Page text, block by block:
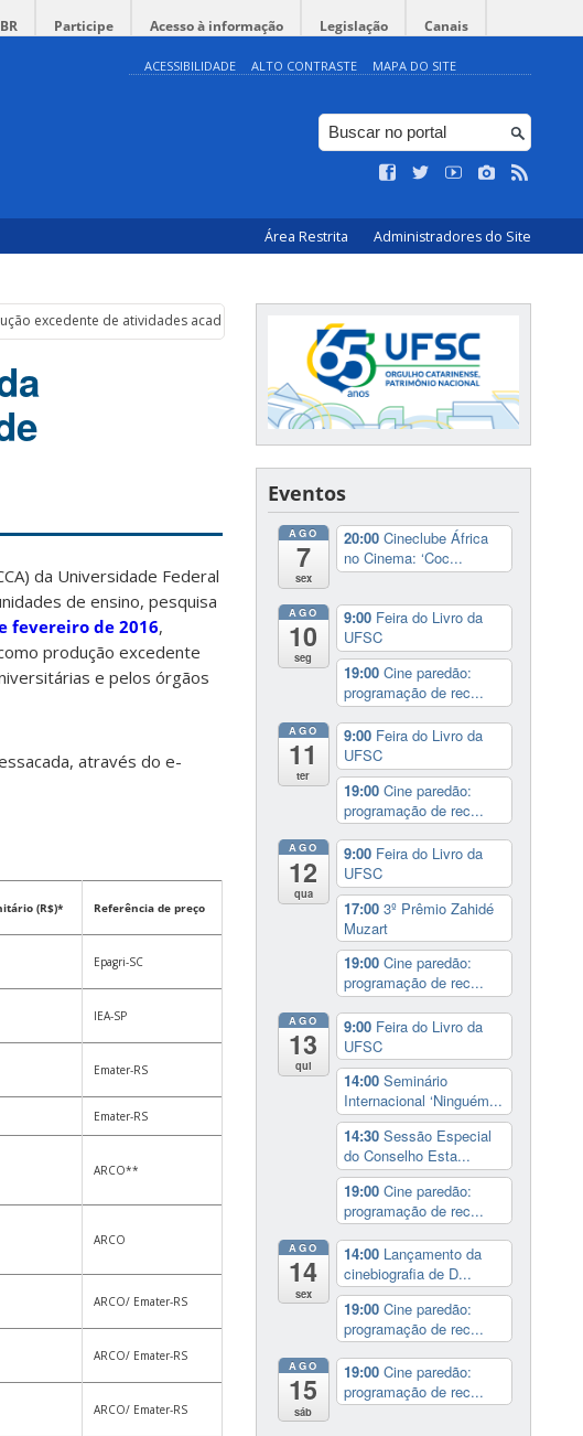
Participe Acesso à informação Legislação Canais
ACESSIBILIDADE ALTO CONTRASTE MAPA DO SITE
Área Restrita Administradores do Site
excedente de atividades acadêmicas
da Universidade Federal
de ensino, pesquisa
fevereiro de 2016,
produção excedente
e pelos órgãos
através do e-
(R$)* Referência de preço
Epagri-SC
IEA-SP
Emater-RS
Emater-RS
ARCO**
ARCO
ARCO/ Emater-RS
ARCO/ Emater-RS
ARCO/ Emater-RS
Eventos
AGO
7
sex
20:00 Cineclube África
no Cinema: ‘Coc...
AGO
10
seg
9:00 Feira do Livro da
UFSC
19:00 Cine paredão:
programação de rec...
AGO
11
ter
9:00 Feira do Livro da
UFSC
19:00 Cine paredão:
programação de rec...
AGO
12
qua
9:00 Feira do Livro da
UFSC
17:00 3º Prêmio Zahidé
Muzart
19:00 Cine paredão:
programação de rec...
AGO
13
qui
9:00 Feira do Livro da
UFSC
14:00 Seminário
Internacional ‘Ninguém...
14:30 Sessão Especial
do Conselho Esta...
19:00 Cine paredão:
programação de rec...
AGO
14
sex
14:00 Lançamento da
cinebiografia de D...
19:00 Cine paredão:
programação de rec...
AGO
15
sáb
19:00 Cine paredão:
programação de rec...